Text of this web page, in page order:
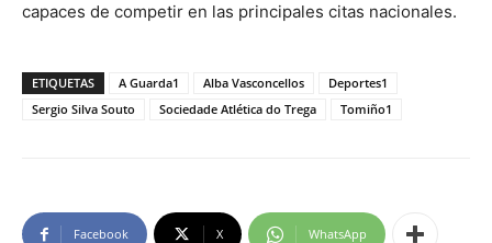
capaces de competir en las principales citas nacionales.
ETIQUETAS A Guarda1 Alba Vasconcellos
Deportes1
Sergio Silva Souto
Sociedade Atlética do Trega Tomiño1
Facebook X WhatsApp